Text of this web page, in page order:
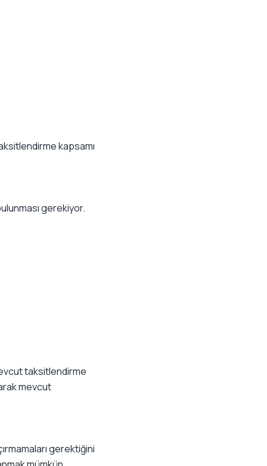
kapsamı
gerekiyor.
taksitlendirme
mevcut
gerektiğini